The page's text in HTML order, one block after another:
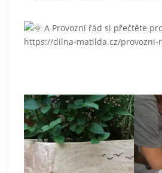
A Provozní řád si přečtěte
https://dilna-matilda.cz/provozni-